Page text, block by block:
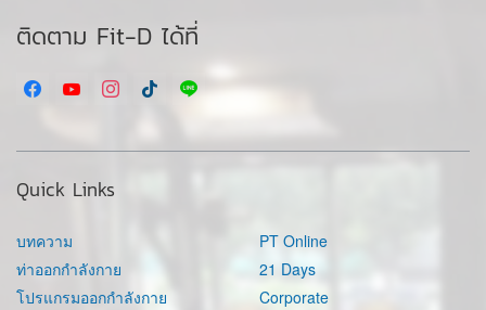
ติดตาม Fit-D ได้ที่
Quick Links
บทความ
ท่าออกกำลังกาย
โปรแกรมออกกำลังกาย
PT Online
21 Days
Corporate